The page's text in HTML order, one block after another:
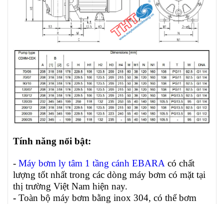
Tính năng nổi bật:
- Máy bơm ly tâm 1 tầng cánh EBARA có chất
lượng tốt nhất trong các dòng máy bơm có mặt tại
thị trường Việt Nam hiện nay.
- Toàn bộ máy bơm bằng inox 304, có thể bơm